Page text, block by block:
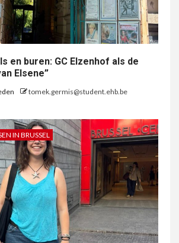
en buren: GC Elzenhof als de
Elsene”
tomek.germis@student.ehb.be
IN BRUSSEL